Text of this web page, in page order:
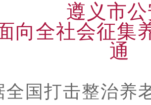
遵义市
向全社会征集
通
全国 打击整治养